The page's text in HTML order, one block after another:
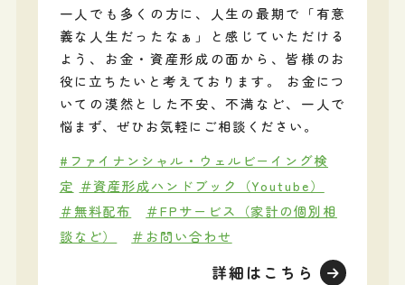
一人でも多くの方に、人生の最期で「有意
義な人生だったなぁ」と感じていただける
よう、お金・資産形成の面から、皆様のお
役に立ちたいと考えております。 お金につ
いての漠然とした不安、不満など、一人で
悩まず、ぜひお気軽にご相談ください。
#ファイナンシャル・ウェルビーイング検
定 ＃資産形成ハンドブック（Youtube）
＃無料配布
＃FPサービス（家計の個別相
談など）
＃お問い合わせ
詳細はこちら